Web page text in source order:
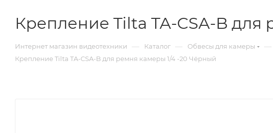
Крепление Tilta TA-CSA-B
Интернет магазин видеотехники — Каталог — Обвесы для камеры —
Крепление Tilta TA-CSA-B для ремня камеры 1/4 -20 Чёрный